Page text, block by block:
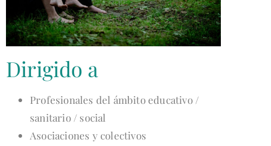
Dirigido a
Profesionales del ámbito educativo /
sanitario / social
Asociaciones y colectivos